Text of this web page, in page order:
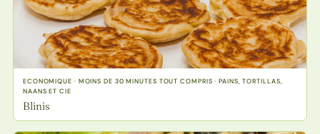
ECONOMIQUE · MOINS DE 30 MINUTES TOUT COMPRIS · PAINS, TORTILLAS,
NAANS ET CIE
Blinis